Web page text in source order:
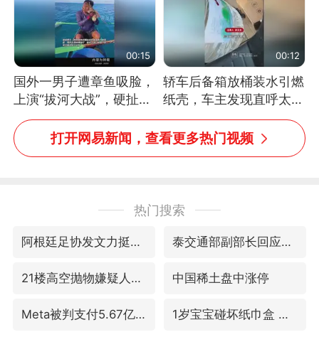
00:15
国外一男子遭章鱼吸脸，
上演“拔河大战”，硬扯加
铁棒敲打方才挣脱
00:12
轿车后备箱放桶装水引燃
纸壳，车主发现直呼太危
险，“拍出来让大家都避
免这个危险”
打开网易新闻，查看更多热门视频
热门搜索
阿根廷足协发文力挺因凡蒂诺 泰交通部副部长回应中国人遭歧视手势
21楼高空抛物嫌疑人被拘留 中国稀土盘中涨停
Meta被判支付5.67亿美元 1岁宝宝碰坏纸巾盒 宝妈被索赔924元